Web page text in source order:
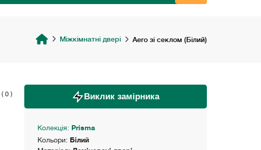
Міжкімнатні двері Aero зі секлом (Білий)
( 0 ) Виклик замірника
Колекція: Prisma
Кольори: Білий